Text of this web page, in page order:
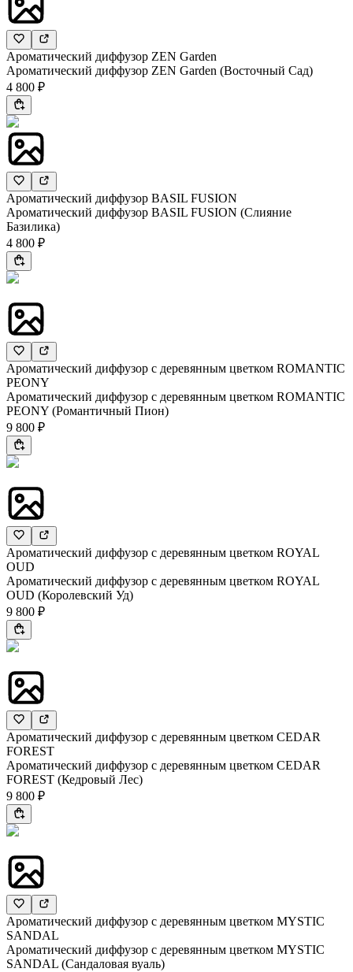
Ароматический диффузор ZEN Garden
Ароматический диффузор ZEN Garden (Восточный Сад)
4 800 ₽
Ароматический диффузор BASIL FUSION
Ароматический диффузор BASIL FUSION (Слияние
Базилика)
4 800 ₽
Ароматический диффузор с деревянным цветком ROMANTIC
PEONY
Ароматический диффузор с деревянным цветком ROMANTIC
PEONY (Романтичный Пион)
9 800 ₽
Ароматический диффузор с деревянным цветком ROYAL
OUD
Ароматический диффузор с деревянным цветком ROYAL
OUD (Королевский Уд)
9 800 ₽
Ароматический диффузор с деревянным цветком CEDAR
FOREST
Ароматический диффузор с деревянным цветком CEDAR
FOREST (Кедровый Лес)
9 800 ₽
Ароматический диффузор с деревянным цветком MYSTIC
SANDAL
Ароматический диффузор с деревянным цветком MYSTIC
SANDAL (Сандаловая вуаль)